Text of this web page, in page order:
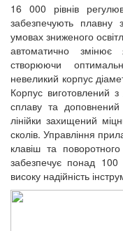
16 000 рівнів
забезпечують плавну
умовах зниженого
автоматично змінює
створюючи
невеликий корпус
Корпус виготовлений з
сплаву та
лінійки захищений
сколів. Управління
клавіш та
забезпечує понад
високу надійність